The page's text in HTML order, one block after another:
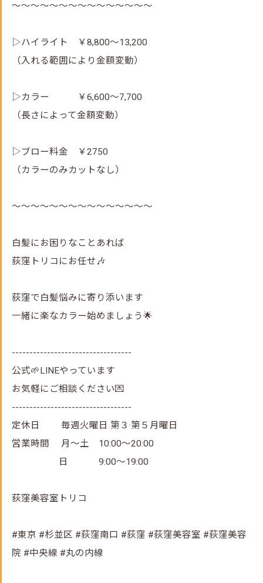
～～～～～～～～～～～～～～～
▷ハイライト ￥8,800～13,200
（入れる範囲により金額変動）
▷カラー ￥6,600～7,700
（長さによって金額変動）
▷ブロー料金 ￥2750
（カラーのみカットなし）
～～～～～～～～～～～～～～～
白髪にお困りなことあれば
荻窪トリコにお任せ🎶
荻窪で白髪悩みに寄り添います
一緒に楽なカラー始めましょう🌟
----------------------------------
公式🌱LINEやっています
お気軽にご相談ください💌
----------------------------------
定休日 毎週火曜日 第３·第５月曜日
営業時間 月～土 10:00～20:00
日 9:00～19:00
荻窪美容室トリコ
#東京 #杉並区 #荻窪南口 #荻窪 #荻窪美容室 #荻窪美容
院 #中央線 #丸の内線